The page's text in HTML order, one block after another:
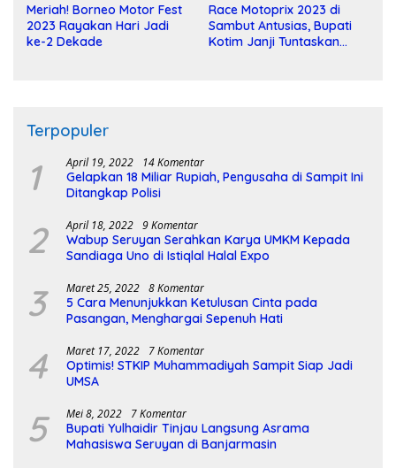
Meriah! Borneo Motor Fest
2023 Rayakan Hari Jadi
ke-2 Dekade
Race Motoprix 2023 di
Sambut Antusias, Bupati
Kotim Janji Tuntaskan
Terpopuler
1 April 19, 2022 14 Komentar
Gelapkan 18 Miliar Rupiah, Pengusaha di Sampit Ini
Ditangkap Polisi
2 April 18, 2022 9 Komentar
Wabup Seruyan Serahkan Karya UMKM Kepada
Sandiaga Uno di Istiqlal Halal Expo
3 Maret 25, 2022 8 Komentar
5 Cara Menunjukkan Ketulusan Cinta pada
Pasangan, Menghargai Sepenuh Hati
4 Maret 17, 2022 7 Komentar
Optimis! STKIP Muhammadiyah Sampit Siap Jadi
UMSA
5 Mei 8, 2022 7 Komentar
Bupati Yulhaidir Tinjau Langsung Asrama
Mahasiswa Seruyan di Banjarmasin